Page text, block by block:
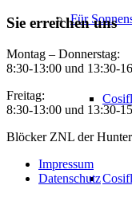
Für
Sie erreichen uns
Montag – Donnerstag:
8:30-13:00 und 13:30-
Freitag:
8:30-13:00 und 13:30-
Blöcker ZNL der
Impressum
Datenschutz